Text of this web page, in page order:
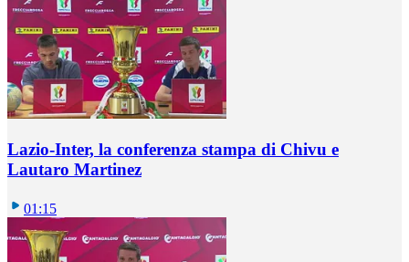
Lazio-Inter, la conferenza stampa di Chivu e
Lautaro Martinez
01:15